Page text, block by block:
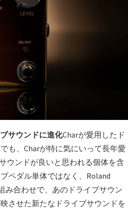
サウンドに進化Charが愛用したド
も、Charが特に気にいって長年愛
ウンドが良いと思われる個体を含
ペダル単体ではなく、Roland
み合わせで、あのドライブサウン
させた新たなドライブサウンドを